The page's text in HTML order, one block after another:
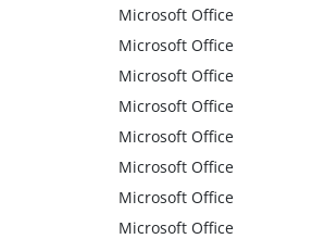
Microsoft Office
Microsoft Office
Microsoft Office
Microsoft Office
Microsoft Office
Microsoft Office
Microsoft Office
Microsoft Office